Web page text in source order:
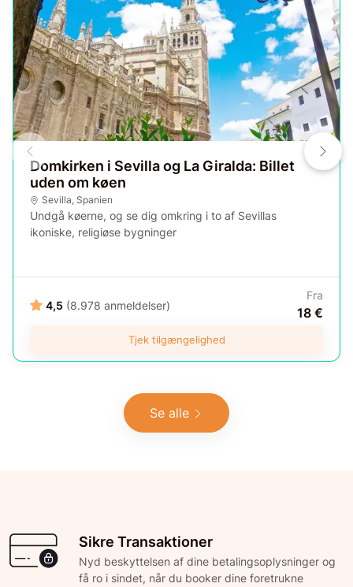
Domkirken i Sevilla og La Giralda: Billet
uden om køen
Sevilla, Spanien
Undgå køerne, og se dig omkring i to af Sevillas
ikoniske, religiøse bygninger
4,5 (8.978 anmeldelser)
Fra
18 €
Tjek tilgængelighed
Se alle
Sikre Transaktioner
Nyd beskyttelsen af dine betalingsoplysninger og
få ro i sindet, når du booker dine foretrukne